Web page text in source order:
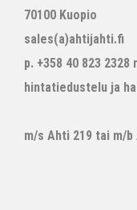
70100 Kuopio
sales(a)ahtijahti.fi
p. +358 40 823
hintatiedustelu ja
m/s Ahti 219 tai m/b